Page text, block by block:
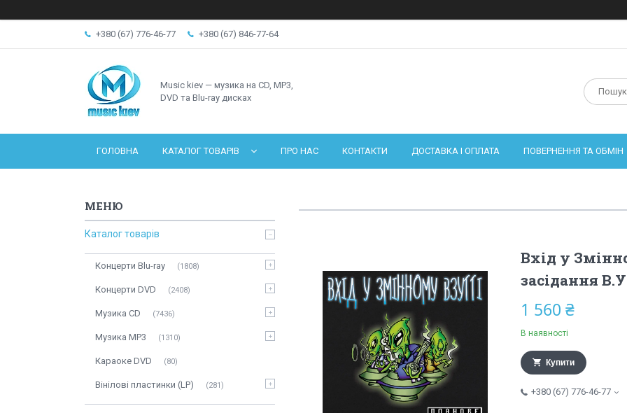
+380 (67) 776-46-77 +380 (67) 846-77-64
Music kiev — музика на CD, MP3,
DVD та Blu-ray дисках
ГОЛОВНА КАТАЛОГ ТОВАРІВ ПРО НАС КОНТАКТИ ДОСТАВКА І ОПЛАТА ПОВЕРНЕННЯ ТА ОБМІН
Вхід у
засідання
1 560 ₴
В наявності
Купити
+380 (67) 776-46-77
Каталог товарів
Концерти Blu-ray 1808
Концерти DVD 2408
Музика CD 7436
Музика MP3 1310
Караоке DVD 80
Вінілові пластинки (LP) 281